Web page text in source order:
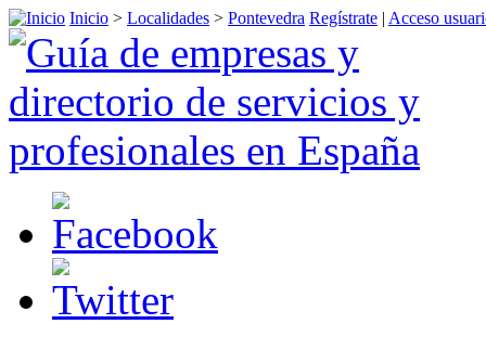
Inicio > Localidades > Pontevedra Regístrate | Acceso